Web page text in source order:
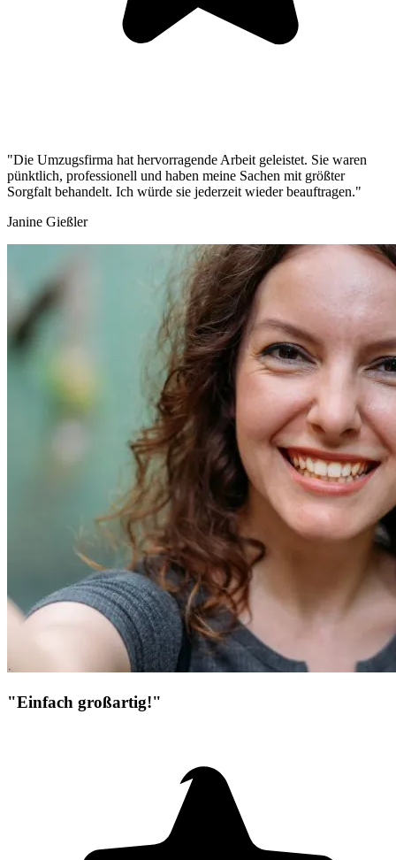
"Die Umzugsfirma hat hervorragende Arbeit geleistet. Sie waren
pünktlich, professionell und haben meine Sachen mit größter
Sorgfalt behandelt. Ich würde sie jederzeit wieder beauftragen."
Janine Gießler
"Einfach großartig!"